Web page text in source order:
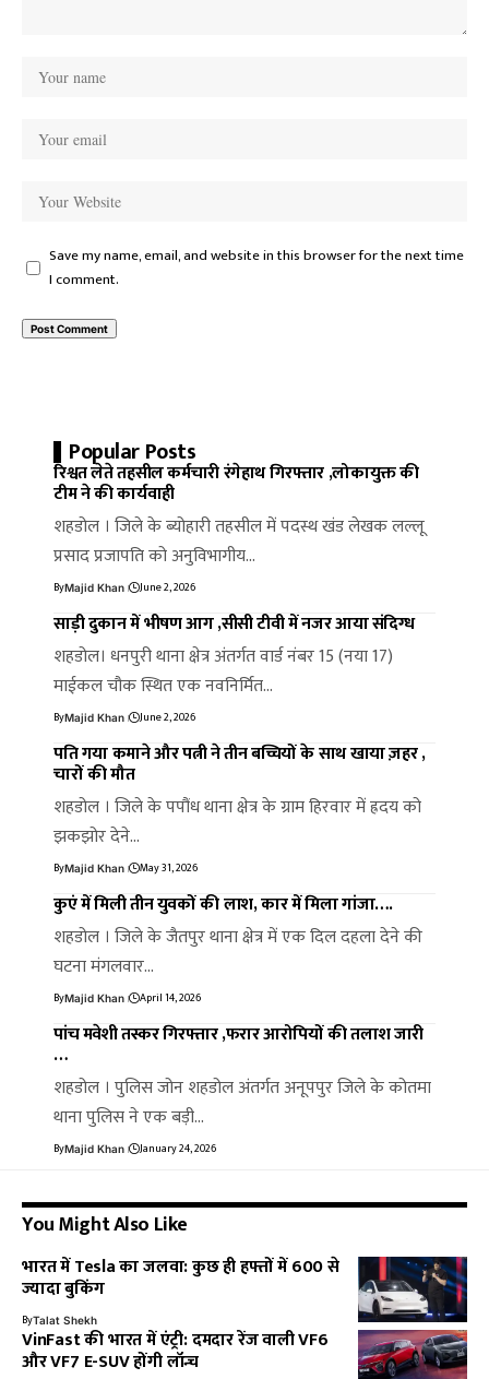
Save my name, email, and website in this browser for the next time
I comment.
Popular Posts
रिश्वत लेते तहसील कर्मचारी रंगेहाथ गिरफ्तार ,लोकायुक्त की
टीम ने की कार्यवाही
शहडोल । जिले के ब्योहारी तहसील में पदस्थ खंड लेखक लल्लू
प्रसाद प्रजापति को अनुविभागीय…
ByMajid Khan June 2, 2026
साड़ी दुकान में भीषण आग ,सीसी टीवी में नजर आया संदिग्ध
शहडोल। धनपुरी थाना क्षेत्र अंतर्गत वार्ड नंबर 15 (नया 17)
माईकल चौक स्थित एक नवनिर्मित…
ByMajid Khan June 2, 2026
पति गया कमाने और पत्नी ने तीन बच्चियों के साथ खाया ज़हर ,
चारों की मौत
शहडोल । जिले के पपौंध थाना क्षेत्र के ग्राम हिरवार में ह्रदय को
झकझोर देने…
ByMajid Khan May 31, 2026
कुएं में मिली तीन युवकों की लाश, कार में मिला गांजा….
शहडोल । जिले के जैतपुर थाना क्षेत्र में एक दिल दहला देने की
घटना मंगलवार…
ByMajid Khan April 14, 2026
पांच मवेशी तस्कर गिरफ्तार ,फरार आरोपियों की तलाश जारी
…
शहडोल । पुलिस जोन शहडोल अंतर्गत अनूपपुर जिले के कोतमा
थाना पुलिस ने एक बड़ी…
ByMajid Khan January 24, 2026
You Might Also Like
भारत में Tesla का जलवा: कुछ ही हफ्तों में 600 से
ज्यादा बुकिंग
ByTalat Shekh
VinFast की भारत में एंट्री: दमदार रेंज वाली VF6
और VF7 E-SUV होंगी लॉन्च